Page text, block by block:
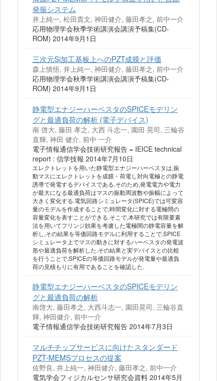
発振システム
井上純一, 松田貴文, 神田健介, 藤田孝之, 前中一介
応用物理学会秋季学術講演会講演予稿集(CD-
ROM) 2014年9月1日
三次元Si加工基板上へのPZT成膜と評価
森上慎悟, 井上純一, 神田健介, 藤田孝之, 前中一介
応用物理学会秋季学術講演会講演予稿集(CD-
ROM) 2014年9月1日
静電型エナジーハーベスタのSPICEモデリン
グと最適負荷の解析 (電子デバイス)
南 啓大, 藤田 孝之, 大西 斗志一, 園田 晃司, 三輪谷
直輝, 神田 健介, 前中 一介
電子情報通信学会技術研究報告 = IEICE technical
report : 信学技報 2014年7月10日
エレクトレットを用いた静電型エナジーハーベスタは,振
動マスにエレクトレットを成膜・荷電し対向電極との静電
誘導で発電するデバイスである.そのため,発電電力や電力
が最大になる最適負荷はマスの振動周波数や振幅によって
大きく変化する.電気回路シミュレータ(SPICE)では可変容
量のモデルを作成することで,時間変化に対する電極間の
容量変化を表すことができる.そこで,本研究では有限要素
法を用いてフリンジ効果を考慮した電極間の静電容量を解
析し,その結果を等価回路モデルに利用することで,SPICE
シミュレータ上でマスの動きに対するハーベスタの発電波
形や最適負荷を解析した.その結果と実デバイスとの比較
を行うことで,SPICEの等価回路モデルが発電量や最適負
荷の見積もりに有用であることを確認した.
静電型エナジーハーベスタのSPICEモデリン
グと最適負荷の解析
南啓大, 藤田孝之, 大西斗志一, 園田晃司, 三輪谷直
輝, 神田健介, 前中一介
電子情報通信学会技術研究報告 2014年7月3日
マルチチップサービスに向けたスタンダード
PZT‐MEMSプロセスの提案
佐野良, 井上純一, 神田健介, 藤田孝之, 前中一介
電気学会フィジカルセンサ研究会資料 2014年5月